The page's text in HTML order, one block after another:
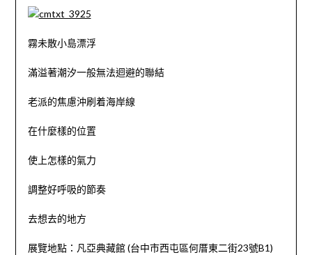
霧未散小島漂浮
滿溢著潮汐一般無法迴避的聯結
老派的焦慮沖刷着海岸線
在什麼樣的位置
使上怎樣的氣力
調整好呼吸的節奏
去想去的地方
展覽地點：凡亞典藏館 (台中市西屯區何厝東二街23號B1)